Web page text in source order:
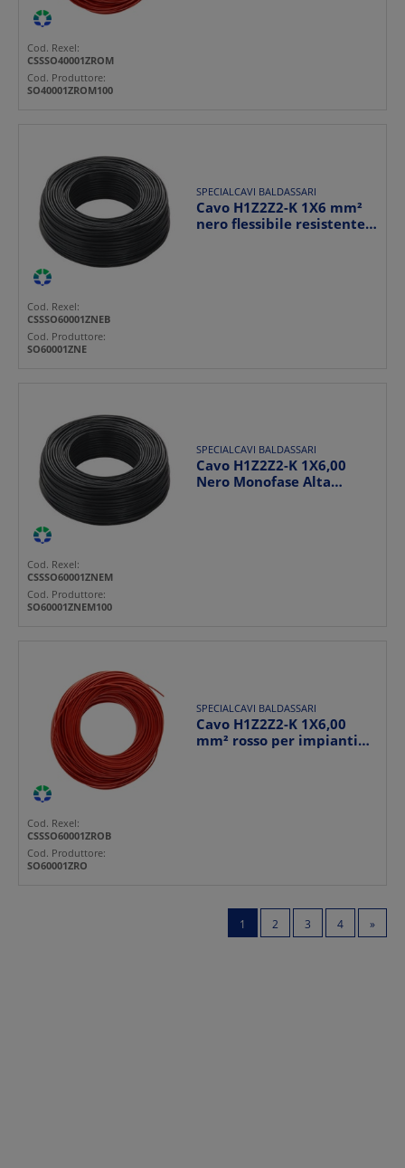
Cod. Rexel:
CSSSO40001ZROM
Cod. Produttore:
SO40001ZROM100
SPECIALCAVI BALDASSARI
Cavo H1Z2Z2-K 1X6 mm²
nero flessibile resistente
Cod. Rexel:
CSSSO60001ZNEB
Cod. Produttore:
SO60001ZNE
SPECIALCAVI BALDASSARI
Cavo H1Z2Z2-K 1X6,00
Nero Monofase Alta
Cod. Rexel:
CSSSO60001ZNEM
Cod. Produttore:
SO60001ZNEM100
SPECIALCAVI BALDASSARI
Cavo H1Z2Z2-K 1X6,00
mm² rosso per impianti
Cod. Rexel:
CSSSO60001ZROB
Cod. Produttore:
SO60001ZRO
1 2 3 4 »